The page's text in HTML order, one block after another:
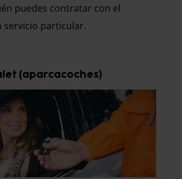
puedes contratar con el
servicio particular.
(aparcacoches)